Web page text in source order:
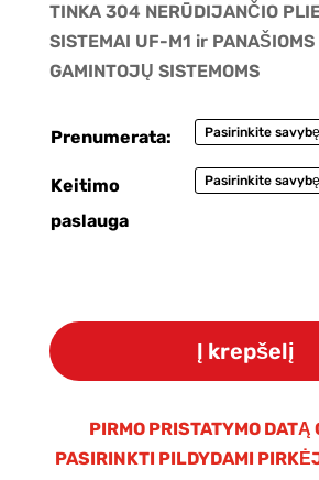
TINKA 304 NERŪDIJANČIO
SISTEMAI UF-M1 ir PANAŠIOMS
GAMINTOJŲ SISTEMOMS
Prenumerata:
Keitimo
paslauga
kiekis:
ULTRA
MEMBRANA
304
Į krepšelį
PIRMO PRISTATYMO
PASIRINKTI PILDYDAMI